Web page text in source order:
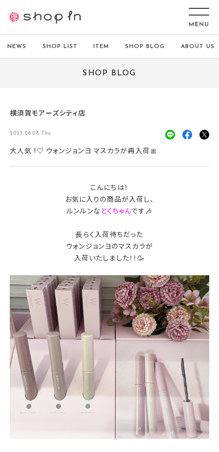
NEWS SHOP LIST ITEM SHOP BLOG ABOUT US
SHOP BLOG
横須賀モアーズシティ店
2023.06.08 Thu
大人気 !♡ ウォンジョンヨ マスカラが再入荷🎀
こんにちは！
お気に入りの商品が入荷し、
ルンルンな とくちゃんです🎶
長らく入荷待ちだった
ウォンジョンヨのマスカラが
入荷いたしました！！🥳